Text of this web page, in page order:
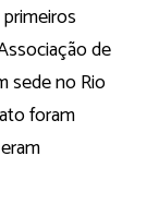
de
sede no Rio
foram